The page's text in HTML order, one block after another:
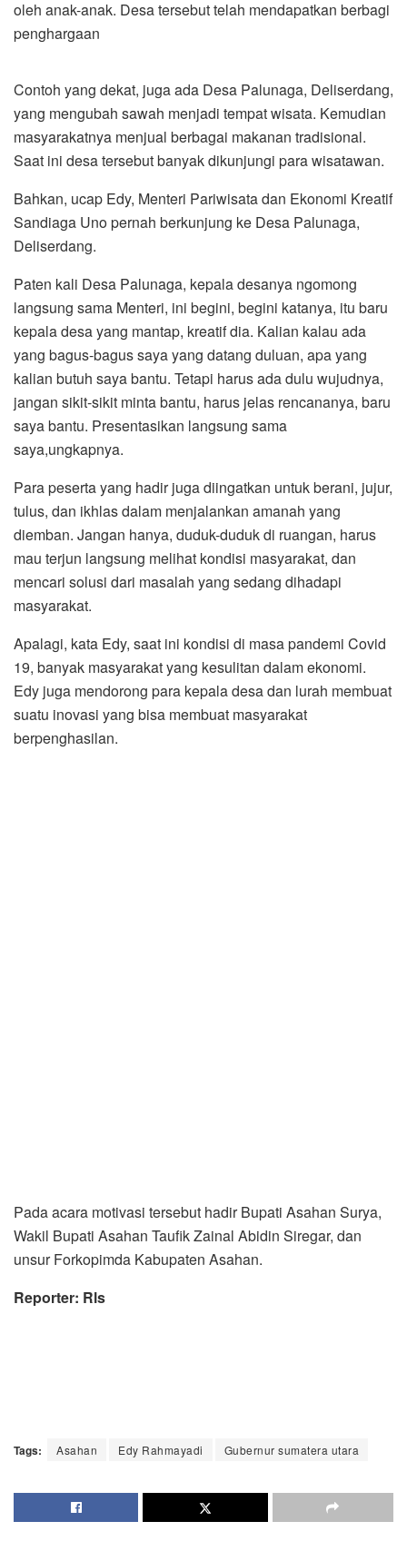
oleh anak-anak. Desa tersebut telah mendapatkan berbagi
penghargaan
Contoh yang dekat, juga ada Desa Palunaga, Deliserdang,
yang mengubah sawah menjadi tempat wisata. Kemudian
masyarakatnya menjual berbagai makanan tradisional.
Saat ini desa tersebut banyak dikunjungi para wisatawan.
Bahkan, ucap Edy, Menteri Pariwisata dan Ekonomi Kreatif
Sandiaga Uno pernah berkunjung ke Desa Palunaga,
Deliserdang.
Paten kali Desa Palunaga, kepala desanya ngomong
langsung sama Menteri, ini begini, begini katanya, itu baru
kepala desa yang mantap, kreatif dia. Kalian kalau ada
yang bagus-bagus saya yang datang duluan, apa yang
kalian butuh saya bantu. Tetapi harus ada dulu wujudnya,
jangan sikit-sikit minta bantu, harus jelas rencananya, baru
saya bantu. Presentasikan langsung sama
saya,ungkapnya.
Para peserta yang hadir juga diingatkan untuk berani, jujur,
tulus, dan ikhlas dalam menjalankan amanah yang
diemban. Jangan hanya, duduk-duduk di ruangan, harus
mau terjun langsung melihat kondisi masyarakat, dan
mencari solusi dari masalah yang sedang dihadapi
masyarakat.
Apalagi, kata Edy, saat ini kondisi di masa pandemi Covid
19, banyak masyarakat yang kesulitan dalam ekonomi.
Edy juga mendorong para kepala desa dan lurah membuat
suatu inovasi yang bisa membuat masyarakat
berpenghasilan.
Pada acara motivasi tersebut hadir Bupati Asahan Surya,
Wakil Bupati Asahan Taufik Zainal Abidin Siregar, dan
unsur Forkopimda Kabupaten Asahan.
Reporter: Rls
Tags: Asahan Edy Rahmayadi Gubernur sumatera utara